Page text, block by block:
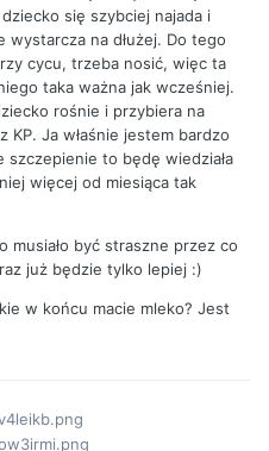
się szybciej najada i
na dłużej. Do tego
cycu, trzeba nosić, więc ta
taka ważna jak wcześniej.
rośnie i przybiera na
Ja właśnie jestem bardzo
szczepienie to będę wiedziała
więcej od miesiąca tak
musiało być straszne przez co
już będzie tylko lepiej :)
w końcu macie mleko? Jest